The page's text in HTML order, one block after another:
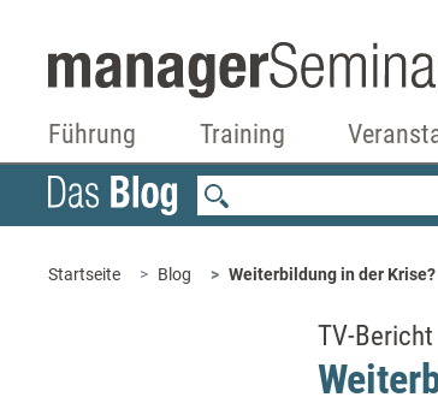
Führung Training
Startseite Blog Weiterbildung in der Krise?
TV-Bericht